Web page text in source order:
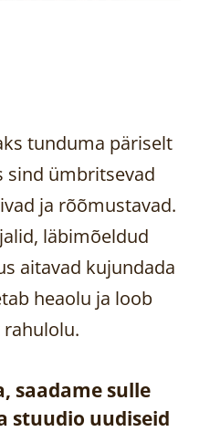
tunduma päriselt
sind ümbritsevad
ja rõõmustavad.
läbimõeldud
aitavad kujundada
heaolu ja loob
rahulolu.
saadame sulle
stuudio uudiseid